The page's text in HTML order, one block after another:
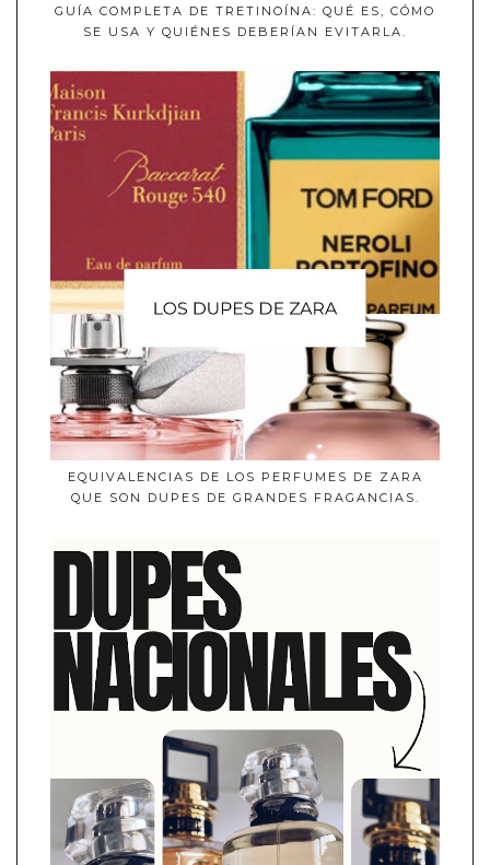
GUÍA COMPLETA DE TRETINOÍNA: QUÉ ES, CÓMO
SE USA Y QUIÉNES DEBERÍAN EVITARLA.
EQUIVALENCIAS DE LOS PERFUMES DE ZARA
QUE SON DUPES DE GRANDES FRAGANCIAS.